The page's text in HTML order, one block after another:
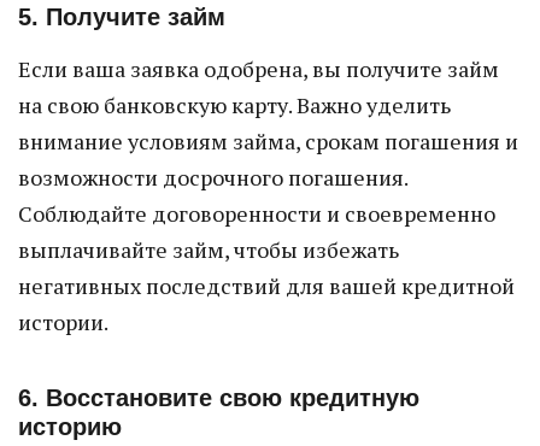
5. Получите займ
Если ваша заявка одобрена, вы получите займ
на свою банковскую карту. Важно уделить
внимание условиям займа, срокам погашения и
возможности досрочного погашения.
Соблюдайте договоренности и своевременно
выплачивайте займ, чтобы избежать
негативных последствий для вашей кредитной
истории.
6. Восстановите свою кредитную
историю